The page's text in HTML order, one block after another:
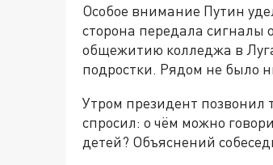
Особое внимание Путин
сторона передала сигналы
общежитию колледжа в
подростки. Рядом не было
Утром президент
спросил: о чём можно
детей? Объяснений